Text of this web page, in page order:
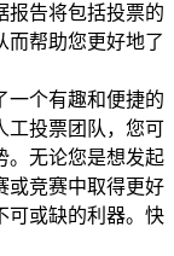
报告将包括投票的
而帮助您更好地了
一个有趣和便捷的
工投票团队，您可
。无论您是想发起
或竞赛中取得更好
可或缺的利器。快